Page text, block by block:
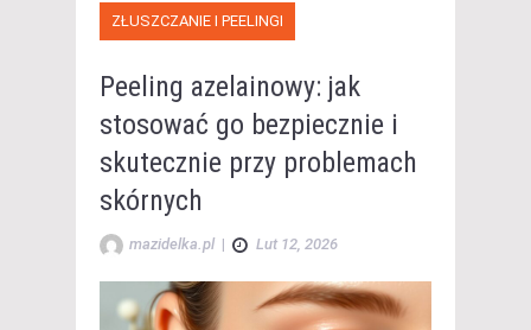
ZŁUSZCZANIE I PEELINGI
Peeling azelainowy: jak
stosować go bezpiecznie i
skutecznie przy problemach
skórnych
mazidelka.pl | Lut 12, 2026